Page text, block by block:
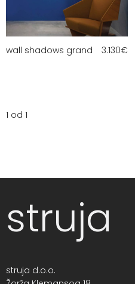
wall shadows grand 3.130€
1 od 1
struja
struja d.o.o.